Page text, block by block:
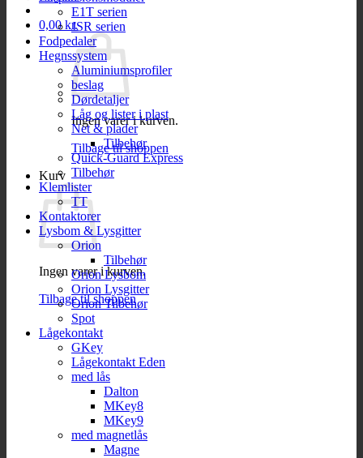
0,00kr.
Ingen varer i kurven.
Tilbage til shoppen
Kurv
Ingen varer i kurven.
Tilbage til shoppen
E1T serien
JSR serien
Fodpedaler
Hegnssystem
Aluminiumsprofiler
beslag
Dørdetaljer
Låg og lister i plast
Net & plader
Tilbehør
Quick-Guard Express
Tilbehør
Klemlister
TT
Kontaktorer
Lysbom & Lysgitter
Orion
Tilbehør
Orion Lysbom
Orion Lysgitter
Orion Tilbehør
Spot
Lågekontakt
GKey
Lågekontakt Eden
med lås
Dalton
MKey8
MKey9
med magnetlås
Magne